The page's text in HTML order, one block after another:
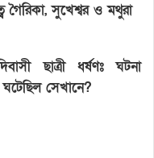
গৈরিকা, সুখেশ্বর ও মথুরা
ছাত্রী ধর্ষণঃ ঘটনা
সেখানে?